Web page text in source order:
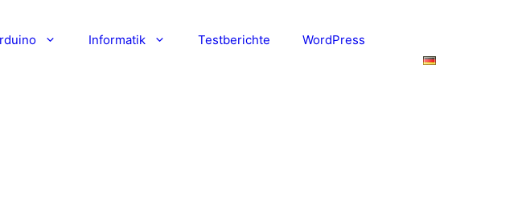
Informatik Testberichte WordPress